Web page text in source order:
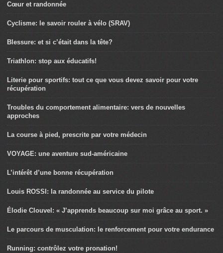
Cœur et randonnée
Cyclisme: le savoir rouler à vélo (SRAV)
Blessure: et si c’était dans la tête?
Triathlon: stop aux éducatifs!
Literie pour sportifs: tout ce que vous devez savoir pour votre
récupération
Troubles du comportement alimentaire: vers de nouvelles
approches
La course à pied, prescrite par votre médecin
VOYAGE: une aventure sud-américaine
L’intérêt d’une bonne récupération
Louis ROSSI: la randonnée au service du pilote
Élodie Clouvel: « J’apprends beaucoup sur moi grâce au sport. »
Le parcours de musculation: le renforcement pour votre endurance
Running: contrôlez votre pronation!